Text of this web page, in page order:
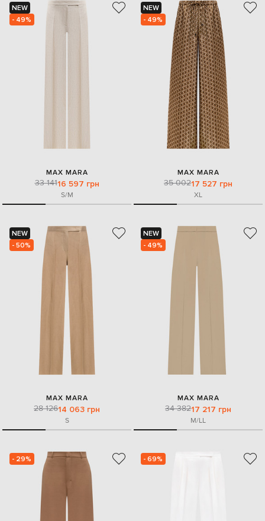
NEW
- 49%
MAX MARA
33 14116 597 грн
S/M
NEW
- 49%
MAX MARA
35 00217 527 грн
XL
NEW
- 50%
MAX MARA
28 12614 063 грн
S
NEW
- 49%
MAX MARA
34 38217 217 грн
M/LL
- 29% - 69%